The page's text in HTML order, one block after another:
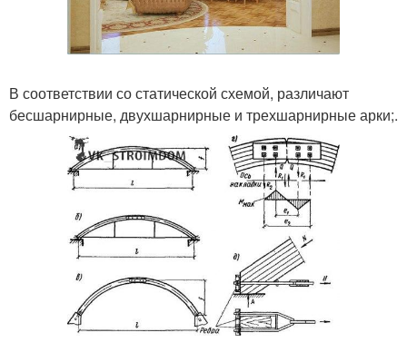
В соответствии со статической схемой, различают
бесшарнирные, двухшарнирные и трехшарнирные арки;.